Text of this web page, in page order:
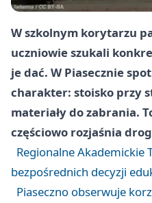
W szkolnym korytarzu
uczniowie szukali
je dać. W Piasecznie
charakter: stoisko przy
materiały do zabrania.
częściowo rozjaśnia
Regionalne Akademickie
bezpośrednich decyzji
Piaseczno obserwuje